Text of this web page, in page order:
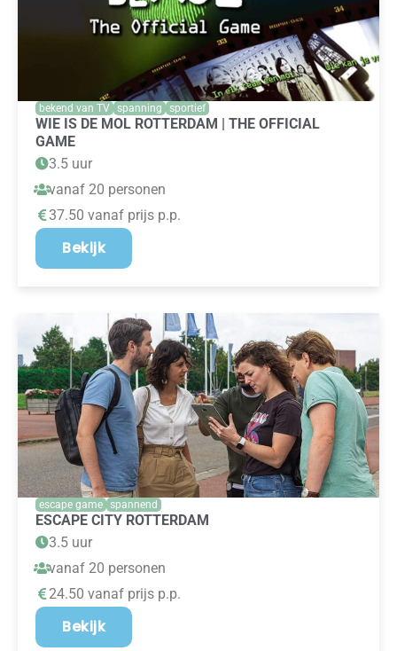
bekend van TV spanning sportief
WIE IS DE MOL ROTTERDAM | THE OFFICIAL
GAME
3.5 uur
vanaf 20 personen
37.50 vanaf prijs p.p.
Bekijk
escape game spannend
ESCAPE CITY ROTTERDAM
3.5 uur
vanaf 20 personen
24.50 vanaf prijs p.p.
Bekijk